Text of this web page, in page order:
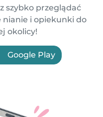
szybko przeglądać
i opiekunki do
okolicy!
Google Play